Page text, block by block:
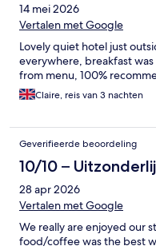
14 mei 2026
Vertalen met Google
Lovely quiet hotel just
everywhere, breakfast
from menu, 100%
Claire, reis van 3 nachten
Geverifieerde beoordeling
10/10 –
28 apr 2026
Vertalen met Google
We really are enjoyed our
food/coffee was the best